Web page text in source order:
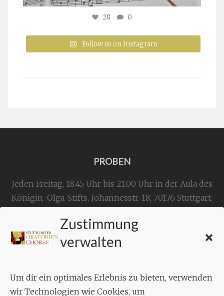
Zustimmung
verwalten
Um dir ein optimales Erlebnis zu bieten, verwenden
wir Technologien wie Cookies, um
28 0
Follow us on Instagram
PROBEN
Jeden Freitag, 18.45 Uhr bis 21.00 Uhr in der Aula des
Königin-Olga-Stifts, Johannesstr. 18, 70176 Stuttgart.
KONTAKT
Geschäftsstelle:
Aixheimer Str. 18
70619 Stuttgart